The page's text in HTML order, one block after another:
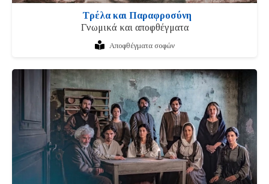
Τρέλα και Παραφροσύνη
Γνωμικά και αποφθέγματα
Αποφθέγματα σοφών